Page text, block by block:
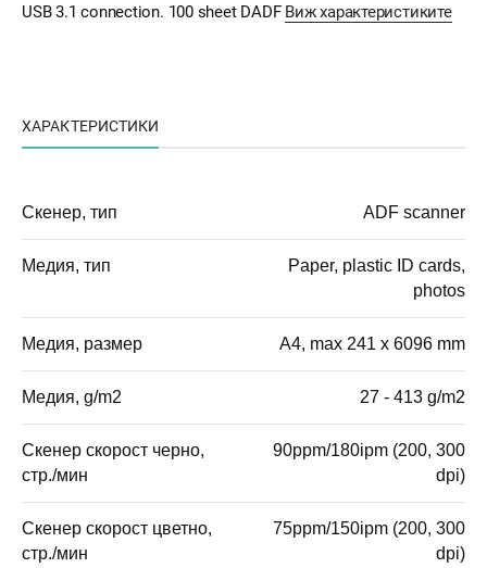
USB 3.1 connection. 100 sheet DADF Виж характеристиките
ХАРАКТЕРИСТИКИ
Скенер, тип ADF scanner
Медия, тип
Paper, plastic ID cards,
photos
Медия, размер A4, max 241 x 6096 mm
Медия, g/m2 27 - 413 g/m2
Скенер скорост черно,
стр./мин
90ppm/180ipm (200, 300
dpi)
Скенер скорост цветно,
стр./мин
75ppm/150ipm (200, 300
dpi)